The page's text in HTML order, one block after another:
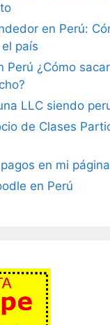
en Perú:
país
Perú ¿Cómo
LLC siendo
de Clases
en mi
en Perú